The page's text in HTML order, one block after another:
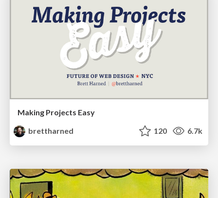
Making Projects Easy
brettharned
120 6.7k